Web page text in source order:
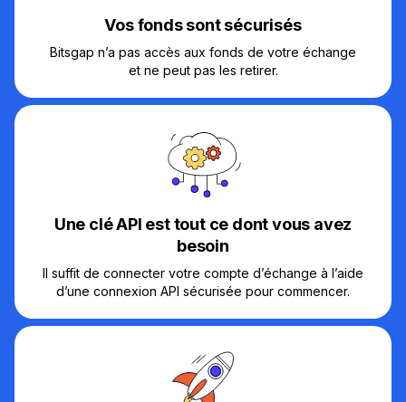
Vos fonds sont sécurisés
Bitsgap n’a pas accès aux fonds de votre échange
et ne peut pas les retirer.
Une clé API est tout ce dont vous avez
besoin
Il suffit de connecter votre compte d’échange à l’aide
d’une connexion API sécurisée pour commencer.